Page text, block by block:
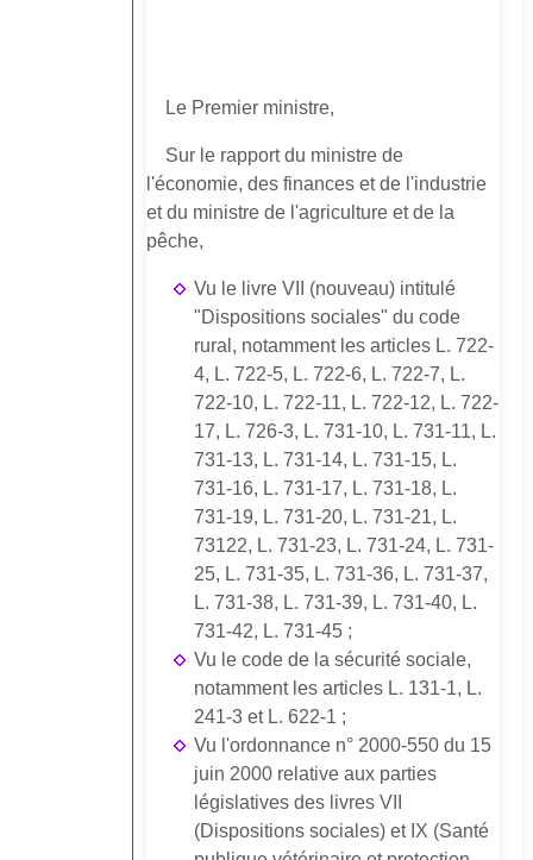
Le Premier ministre,
Sur le rapport du ministre de
l'économie, des finances et de l'industrie
et du ministre de l'agriculture et de la
pêche,
Vu le livre VII (nouveau) intitulé
"Dispositions sociales" du code
rural, notamment les articles L. 722-
4, L. 722-5, L. 722-6, L. 722-7, L.
722-10, L. 722-11, L. 722-12, L. 722-
17, L. 726-3, L. 731-10, L. 731-11, L.
731-13, L. 731-14, L. 731-15, L.
731-16, L. 731-17, L. 731-18, L.
731-19, L. 731-20, L. 731-21, L.
731­22, L. 731-23, L. 731-24, L. 731-
25, L. 731-35, L. 731-36, L. 731-37,
L. 731-38, L. 731-39, L. 731-40, L.
731-42, L. 731-45 ;
Vu le code de la sécurité sociale,
notamment les articles L. 131-1, L.
241-3 et L. 622-1 ;
Vu l'ordonnance n° 2000-550 du 15
juin 2000 relative aux parties
législatives des livres VII
(Dispositions sociales) et IX (Santé